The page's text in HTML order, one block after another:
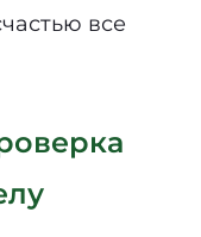
все